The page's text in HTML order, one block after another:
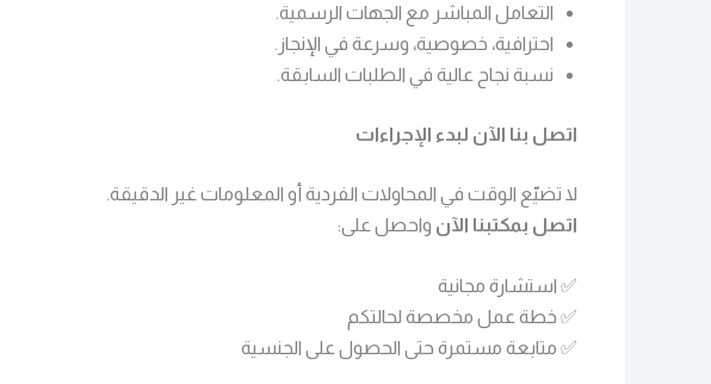
التعامل المباشر مع الجهات الرسمية.
احترافية، خصوصية، وسرعة في الإنجاز.
نسبة نجاح عالية في الطلبات السابقة.
اتصل بنا الآن لبدء الإجراءات
لا تضيّع الوقت في المحاولات الفردية أو المعلومات غير الدقيقة.
اتصل بمكتبنا الآن واحصل على:
✅ استشارة مجانية
✅ خطة عمل مخصصة لحالتكم
✅ متابعة مستمرة حتى الحصول على الجنسية